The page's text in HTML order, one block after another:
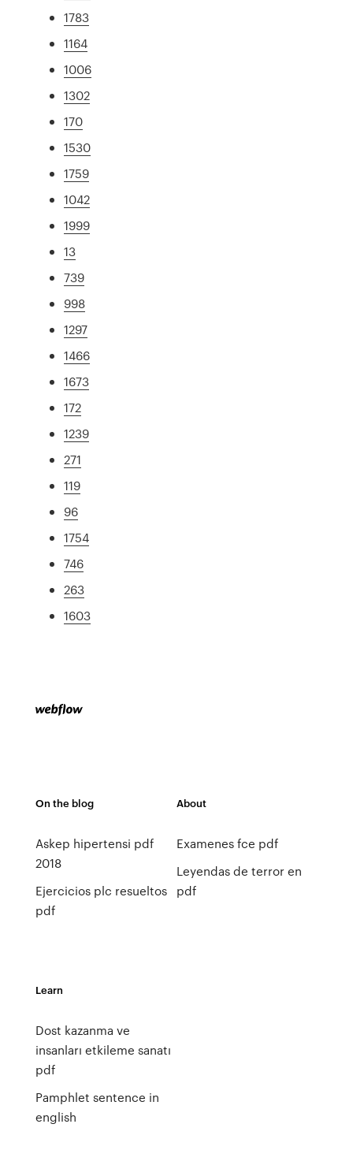
1783
1164
1006
1302
170
1530
1759
1042
1999
13
739
998
1297
1466
1673
172
1239
271
119
96
1754
746
263
1603
On the blog
Askep hipertensi pdf
2018
Ejercicios plc resueltos
pdf
About
Examenes fce pdf
Leyendas de terror en
pdf
Learn
Dost kazanma ve
insanları etkileme sanatı
pdf
Pamphlet sentence in
english